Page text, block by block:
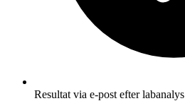
Resultat via e-post efter labanalys